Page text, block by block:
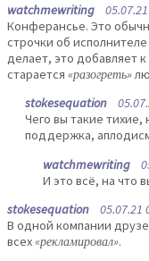
watchmewriting
Конферансье. Это
строчки об
делает, это добавляет
старается «разогреть»
stokesequation
Чего вы такие
поддержка,
watchmewriting
И это всё, на что
stokesequation 05.07.21
В одной компании
всех«рекламировал».